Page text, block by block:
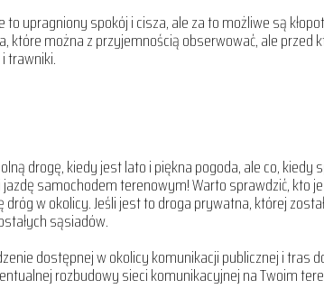
upragniony spokój i cisza, ale za to możliwe są
które można z przyjemnością obserwować, ale przed
trawniki.
drogę, kiedy jest lato i piękna pogoda, ale co, kiedy
samochodem terenowym! Warto sprawdzić, kto
w okolicy. Jeśli jest to droga prywatna, której
sąsiadów.
dostępnej w okolicy komunikacji publicznej i tras
rozbudowy sieci komunikacyjnej na Twoim